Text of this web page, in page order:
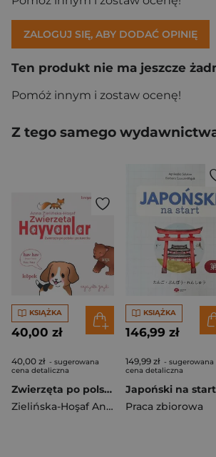
ZALOGUJ SIĘ, ABY DODAĆ OPINIĘ
Ten produkt nie ma jeszcze
Pomóż innym i zostaw ocenę!
Z tego samego
KSIĄŻKA
40,00 zł
40,00 zł - sugerowana
cena detaliczna
Zwierzęta po polsku i turecku
Zielińska-Hoşaf Anna
KSIĄŻKA
146,99 zł
149,99 zł - sugerowana
cena detaliczna
Praca zbiorowa